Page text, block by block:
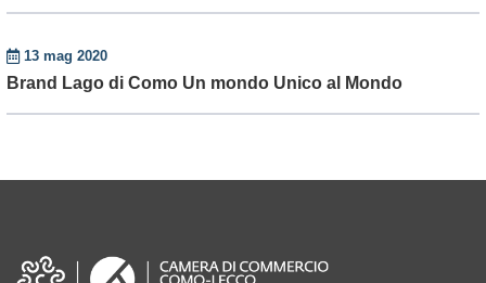
13 mag 2020
Brand Lago di Como Un mondo Unico al Mondo